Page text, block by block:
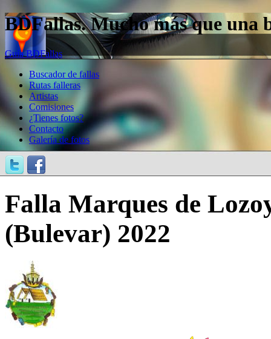
BDFallas. Mucho más que una
Guía BDFallas
Buscador de fallas
Rutas falleras
Artistas
Comisiones
¿Tienes fotos?
Contacto
Galería de fotos
Falla Marques de
(Bulevar) 2022